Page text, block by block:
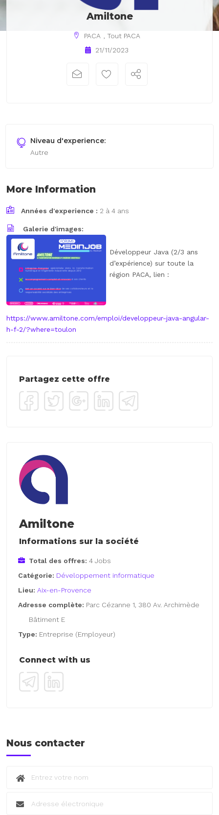
Amiltone
PACA
Tout PACA
21/11/2023
Niveau d'experience:
Autre
More Information
Années d'experience : 2 à 4 ans
Galerie d'images:
Développeur Java (2/3 ans
d’expérience) sur toute la
région PACA, lien :
https://www.amiltone.com/emploi/developpeur-java-angular-
h-f-2/?where=toulon
Partagez cette offre
Amiltone
Informations sur la société
Total des offres: 4 Jobs
Catégorie: Développement informatique
Lieu:Aix-en-Provence
Adresse complète: Parc Cézanne 1, 380 Av. Archimède
Bâtiment E
Type: Entreprise (Employeur)
Connect with us
Nous contacter